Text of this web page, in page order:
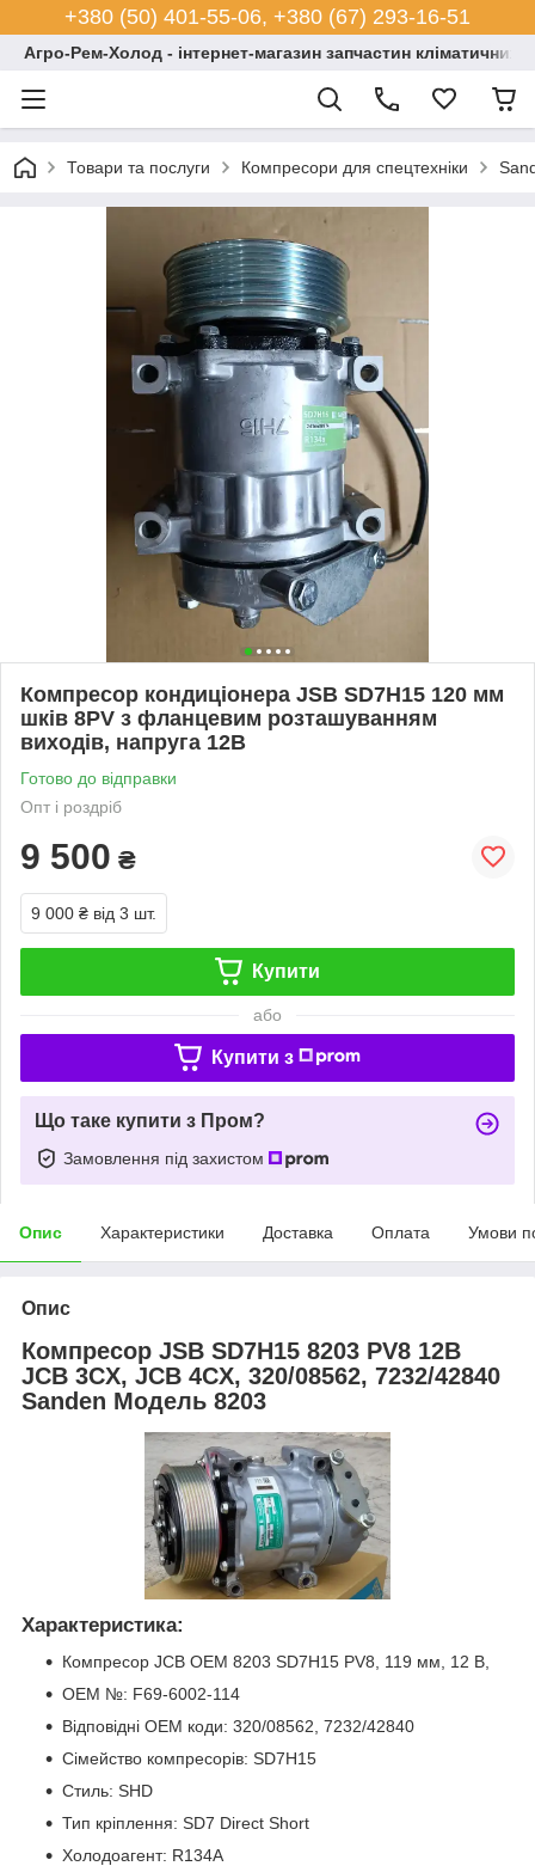
+380 (50) 401-55-06, +380 (67) 293-16-51
Агро-Рем-Холод - інтернет-магазин запчастин кліматичних
Товари та послуги Компресори для спецтехніки
Компресор кондиціонера JSB SD7H15 120 мм
шків 8PV з фланцевим розташуванням
виходів, напруга 12В
Готово до відправки
Опт і роздріб
9 500 ₴
9 000 ₴ від 3 шт.
Купити
або
Купити з
Що таке купити з Пром?
Замовлення під захистом
Опис Характеристики Доставка Оплата Умови
Опис
Компресор JSB SD7H15 8203 PV8 12В
JCB 3CX, JCB 4CX, 320/08562, 7232/42840
Sanden Модель 8203
Характеристика:
Компресор JCB OEM 8203 SD7H15 PV8, 119 мм, 12 В,
OEM №: F69-6002-114
Відповідні OEM коди: 320/08562, 7232/42840
Сімейство компресорів: SD7H15
Стиль: SHD
Тип кріплення: SD7 Direct Short
Холодоагент: R134A